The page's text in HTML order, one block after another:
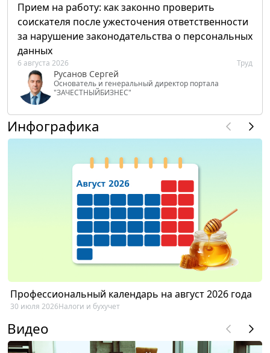
Прием на работу: как законно проверить
соискателя после ужесточения ответственности
за нарушение законодательства о персональных
данных
6 августа 2026 Труд
Русанов Сергей
Основатель и генеральный директор портала
"ЗАЧЕСТНЫЙБИЗНЕС"
Инфографика
Профессиональный календарь на август 2026 года
30 июля 2026Налоги и бухучет
Видео